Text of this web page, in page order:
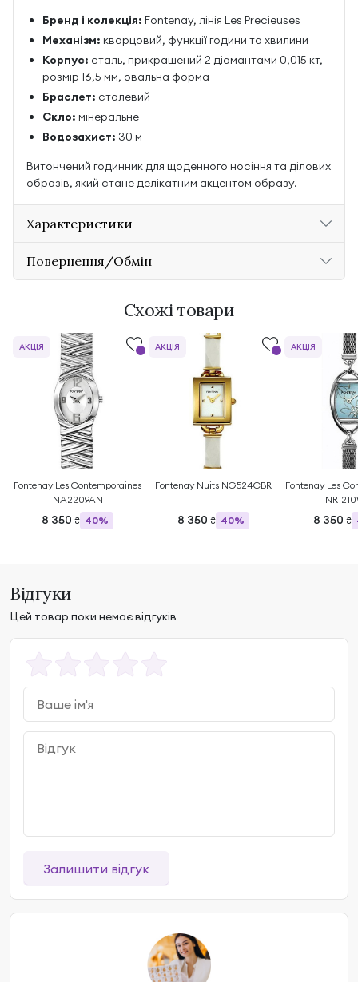
Бренд і колекція: Fontenay, лінія Les Precieuses
Механізм: кварцовий, функції години та хвилини
Корпус: сталь, прикрашений 2 діамантами 0,015 кт,
розмір 16,5 мм, овальна форма
Браслет: сталевий
Скло: мінеральне
Водозахист: 30 м
Витончений годинник для щоденного носіння та ділових
образів, який стане делікатним акцентом образу.
Характеристики
Повернення/Обмін
Схожі товари
Fontenay Les Contemporaines
NA2209AN
8 350 ₴ 40%
АКЦІЯ
Fontenay Nuits NG524CBR
8 350 ₴ 40%
АКЦІЯ
Fontenay Les
8 350 ₴
АКЦІЯ
Відгуки
Цей товар поки немає відгуків
Залишити відгук